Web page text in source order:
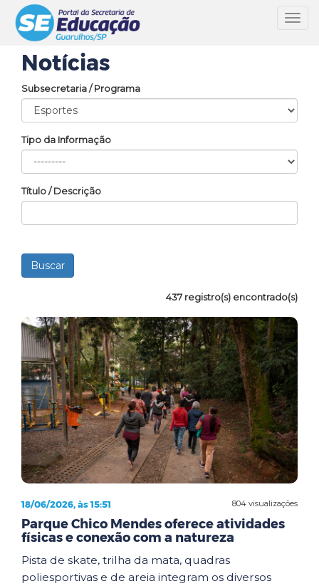
Notícias
Subsecretaria / Programa
Tipo da Informação
Título / Descrição
437 registro(s) encontrado(s)
804 visualizações
18/06/2026, às 15:51
Parque Chico Mendes oferece atividades
físicas e conexão com a natureza
Pista de skate, trilha da mata, quadras
poliesportivas e de areia integram os diversos